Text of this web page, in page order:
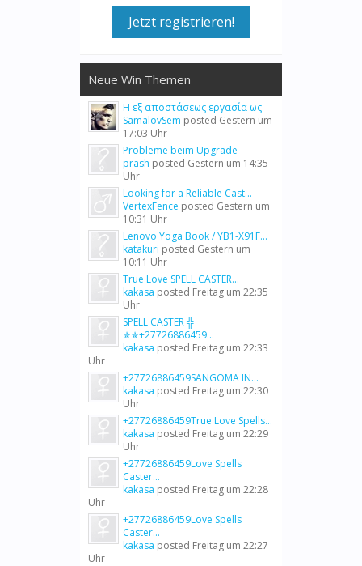
Jetzt registrieren!
Neue Win Themen
Η εξ αποστάσεως εργασία ως
SamalovSem posted Gestern um
17:03 Uhr
Probleme beim Upgrade
prash posted Gestern um 14:35
Uhr
Looking for a Reliable Cast...
VertexFence posted Gestern um
10:31 Uhr
Lenovo Yoga Book / YB1-X91F...
katakuri posted Gestern um
10:11 Uhr
True Love SPELL CASTER...
kakasa posted Freitag um 22:35
Uhr
SPELL CASTER ╬
✯✯+27726886459...
kakasa posted Freitag um 22:33
Uhr
+27726886459SANGOMA IN...
kakasa posted Freitag um 22:30
Uhr
+27726886459True Love Spells...
kakasa posted Freitag um 22:29
Uhr
+27726886459Love Spells
Caster...
kakasa posted Freitag um 22:28
Uhr
+27726886459Love Spells
Caster...
kakasa posted Freitag um 22:27
Uhr